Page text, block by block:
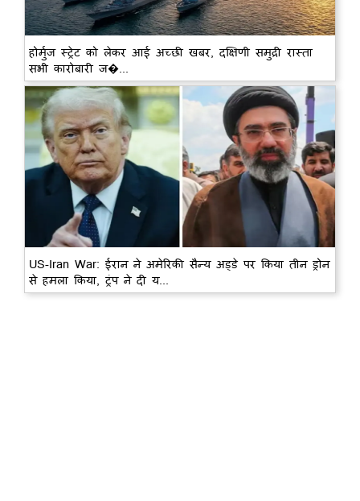
होर्मुज स्ट्रेट को लेकर आई अच्छी खबर, दक्षिणी समुद्री रास्ता
सभी कारोबारी ज�...
US-Iran War: ईरान ने अमेरिकी सैन्य अड्डे पर किया तीन ड्रोन
से हमला किया, ट्रंप ने दी य...